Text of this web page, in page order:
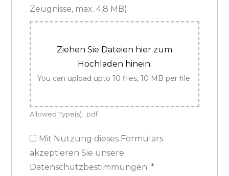
Zeugnisse, max. 4,8 MB)
Ziehen Sie Dateien hier zum
Hochladen hinein.
You can upload upto 10 files, 10 MB per file.
Allowed Type(s): .pdf
Mit Nutzung dieses Formulars
akzeptieren Sie unsere
Datenschutzbestimmungen.*